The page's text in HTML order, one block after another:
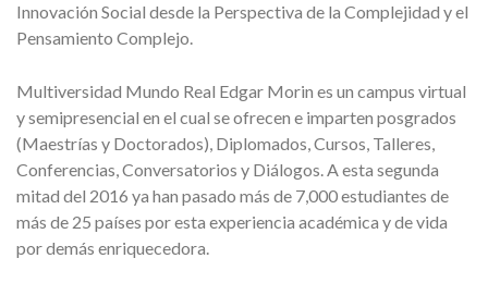
Innovación Social desde la Perspectiva de la Complejidad y el
Pensamiento Complejo.
Multiversidad Mundo Real Edgar Morin es un campus virtual
y semipresencial en el cual se ofrecen e imparten posgrados
(Maestrías y Doctorados), Diplomados, Cursos, Talleres,
Conferencias, Conversatorios y Diálogos. A esta segunda
mitad del 2016 ya han pasado más de 7,000 estudiantes de
más de 25 países por esta experiencia académica y de vida
por demás enriquecedora.